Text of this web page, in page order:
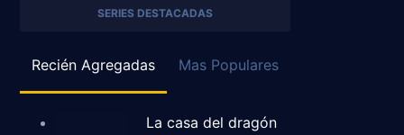
SERIES DESTACADAS
Recién Agregadas Mas Populares
La casa del dragón